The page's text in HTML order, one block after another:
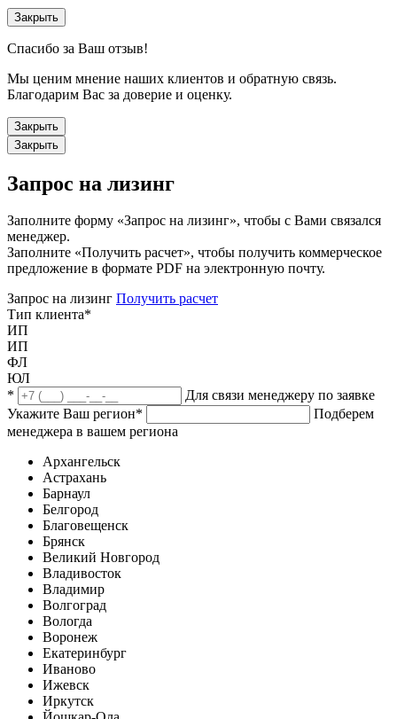
Закрыть
Спасибо за Ваш отзыв!
Мы ценим мнение наших клиентов и обратную связь.
Благодарим Вас за доверие и оценку.
Закрыть
Закрыть
Запрос на лизинг
Заполните форму «Запрос на лизинг», чтобы с Вами связался
менеджер.
Заполните «Получить расчет», чтобы получить коммерческое
предложение в формате PDF на электронную почту.
Запрос на лизинг Получить расчет
Тип клиента*
ИП
ИП
ФЛ
ЮЛ
*
Для связи менеджеру по заявке
Укажите Ваш регион*
Подберем
менеджера в вашем региона
Архангельск
Астрахань
Барнаул
Белгород
Благовещенск
Брянск
Великий Новгород
Владивосток
Владимир
Волгоград
Вологда
Воронеж
Екатеринбург
Иваново
Ижевск
Иркутск